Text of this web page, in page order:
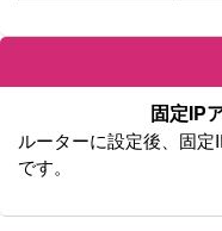
固定IP
ルーターに設定後、固
です。